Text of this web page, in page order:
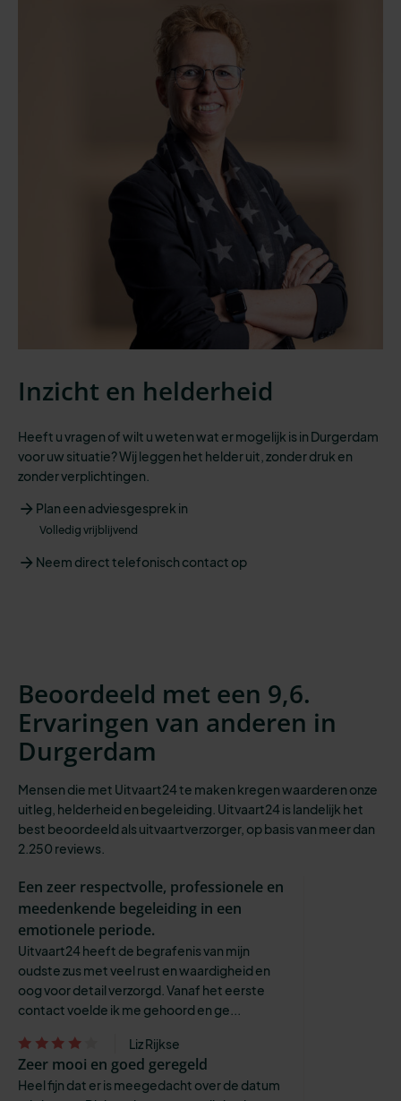
Inzicht en helderheid
Heeft u vragen of wilt u weten wat er mogelijk is in Durgerdam
voor uw situatie? Wij leggen het helder uit, zonder druk en
zonder verplichtingen.
Plan een adviesgesprek in
Volledig vrijblijvend
Neem direct telefonisch contact op
Beoordeeld met een 9,6.
Ervaringen van anderen in
Durgerdam
Mensen die met Uitvaart24 te maken kregen waarderen onze
uitleg, helderheid en begeleiding. Uitvaart24 is landelijk het
best beoordeeld als uitvaartverzorger, op basis van meer dan
2.250 reviews.
Een zeer respectvolle, professionele en
meedenkende begeleiding in een
emotionele periode.
Uitvaart24 heeft de begrafenis van mijn
oudste zus met veel rust en waardigheid en
oog voor detail verzorgd. Vanaf het eerste
contact voelde ik me gehoord en ge...
Liz Rijkse
Zeer mooi en goed geregeld
Heel fijn dat er is meegedacht over de datum